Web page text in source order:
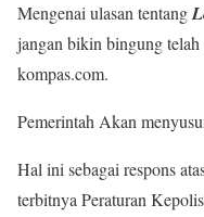
Mengenai ulasan tentang
jangan bikin bingung
kompas.com.
Pemerintah Akan
Hal ini sebagai respons
terbitnya Peraturan